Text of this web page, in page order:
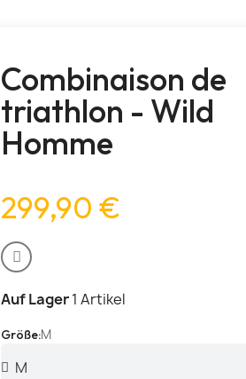
Combinaison de
triathlon - Wild
Homme
299,90 €
Auf Lager1 Artikel
Größe M